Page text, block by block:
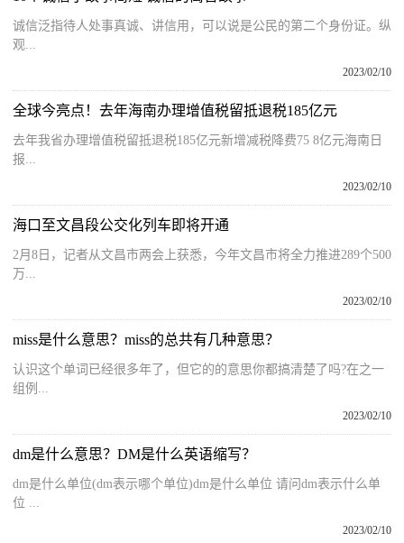
诚信泛指待人处事真诚、讲信用，可以说是公民的第二个身份证。纵
观...
2023/02/10
全球今亮点！去年海南办理增值税留抵退税185亿元
去年我省办理增值税留抵退税185亿元新增减税降费75 8亿元海南日
报...
2023/02/10
海口至文昌段公交化列车即将开通
2月8日，记者从文昌市两会上获悉，今年文昌市将全力推进289个500
万...
2023/02/10
miss是什么意思？miss的总共有几种意思？
认识这个单词已经很多年了，但它的的意思你都搞清楚了吗?在之一
组例...
2023/02/10
dm是什么意思？DM是什么英语缩写？
dm是什么单位(dm表示哪个单位)dm是什么单位 请问dm表示什么单
位 ...
2023/02/10